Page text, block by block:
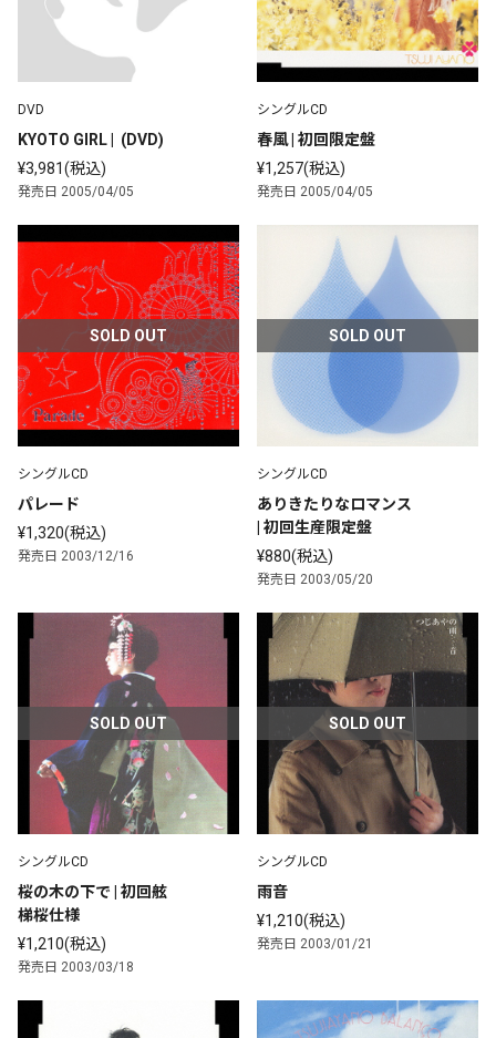
DVD
¥3,981(税込)
発売日 2005/04/05
シングルCD
春風 | 初回限定盤
¥1,257(税込)
発売日 2005/04/05
SOLD OUT
シングルCD
パレード
¥1,320(税込)
発売日 2003/12/16
SOLD OUT
シングルCD
ありきたりなロマンス
| 初回生産限定盤
¥880(税込)
発売日 2003/05/20
SOLD OUT
シングルCD
桜の木の下で | 初回舷
梯桜仕様
¥1,210(税込)
発売日 2003/03/18
SOLD OUT
シングルCD
雨音
¥1,210(税込)
発売日 2003/01/21